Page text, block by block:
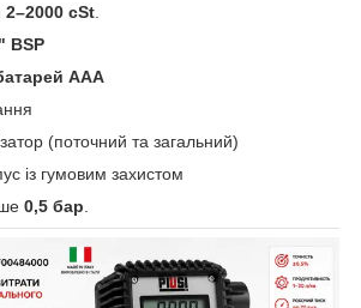
2–2000 cSt
BSP
AAA
(поточний та загальний)
із гумовим захистом
0,5 бар